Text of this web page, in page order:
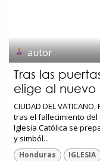
autor
Tras las
elige al nuevo
CIUDAD DEL
tras el fallecimiento del
Iglesia Católica se
y simból...
Honduras IGLESIA